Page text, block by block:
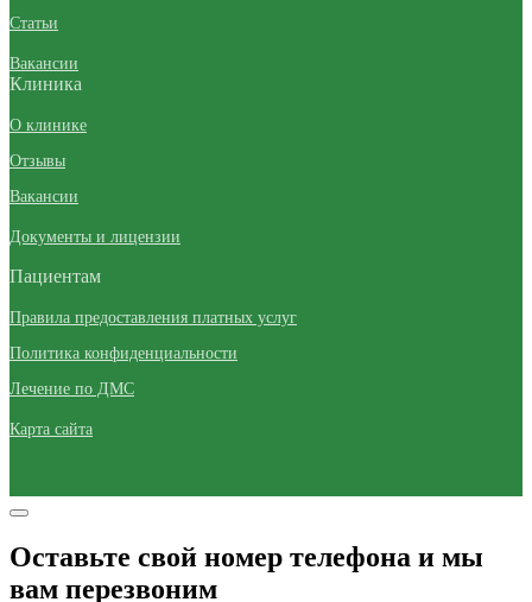
Статьи
Вакансии
Клиника
О клинике
Отзывы
Вакансии
Документы и лицензии
Пациентам
Правила предоставления платных услуг
Политика конфиденциальности
Лечение по ДМС
Карта сайта
Оставьте свой номер телефона и мы
вам перезвоним